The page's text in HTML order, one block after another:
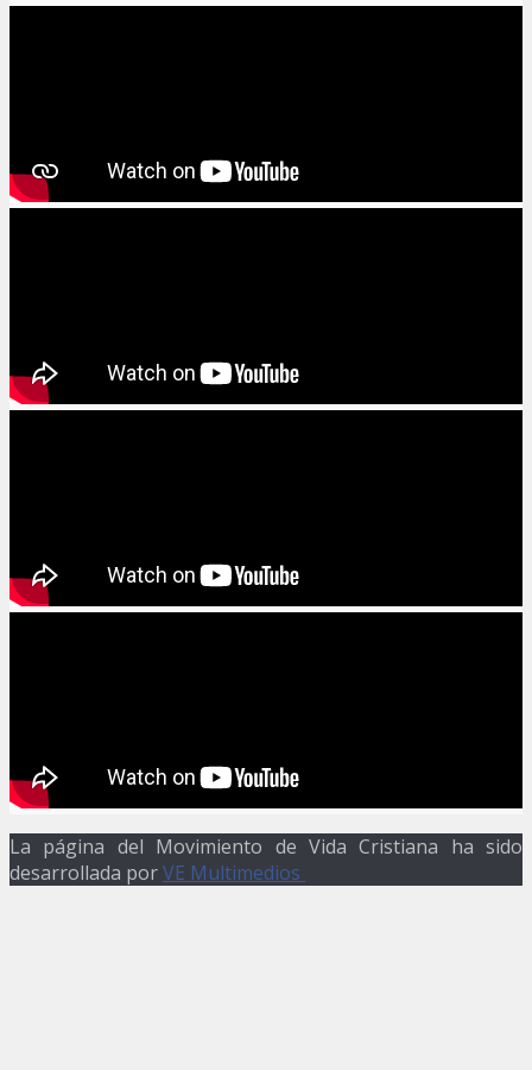
La página del Movimiento de Vida Cristiana ha sido
desarrollada porVE Multimedios